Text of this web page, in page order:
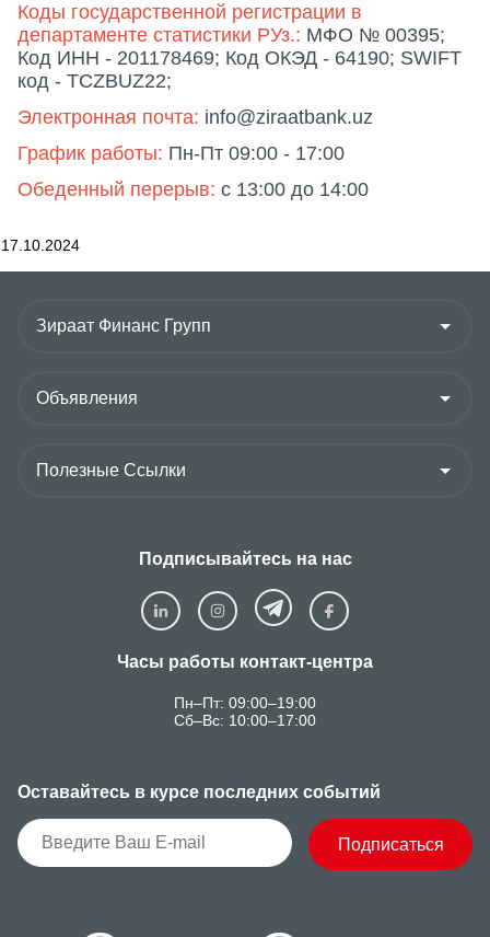
Коды государственной регистрации в
департаменте статистики РУз.: МФО № 00395;
Код ИНН - 201178469; Код ОКЭД - 64190; SWIFT
код - TCZBUZ22;
Электронная почта: info@ziraatbank.uz
График работы: Пн-Пт 09:00 - 17:00
Обеденный перерыв: с 13:00 до 14:00
17.10.2024
Подписывайтесь на нас
Часы работы контакт-центра
Пн–Пт: 09:00–19:00
Сб–Вс: 10:00–17:00
Оставайтесь в курсе последних событий
Подписаться